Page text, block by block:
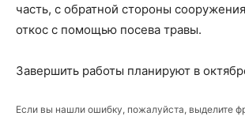
часть, с обратной стороны
откос с помощью посева травы.
Завершить работы планируют в
Если вы нашли ошибку, пожалуйста, выделите